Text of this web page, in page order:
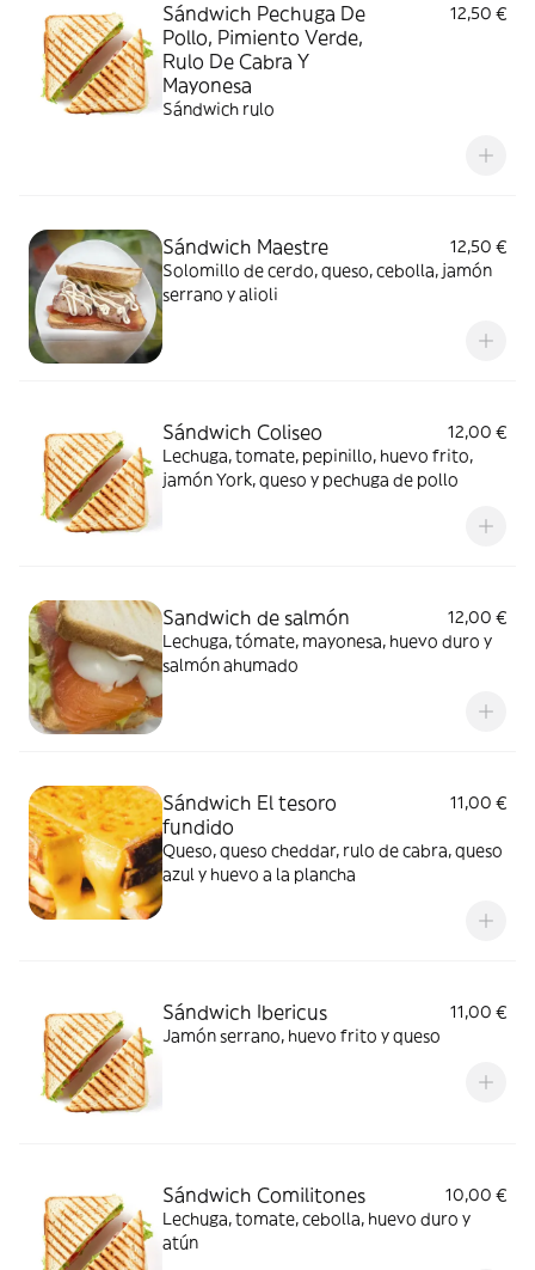
Sándwich Pechuga De
Pollo, Pimiento Verde,
Rulo De Cabra Y
Mayonesa
12,50 €
Sándwich rulo
Sándwich Maestre
12,50 €
Solomillo de cerdo, queso, cebolla, jamón
serrano y alioli
Sándwich Coliseo
12,00 €
Lechuga, tomate, pepinillo, huevo frito,
jamón York, queso y pechuga de pollo
Sandwich de salmón
12,00 €
Lechuga, tómate, mayonesa, huevo duro y
salmón ahumado
Sándwich El tesoro
fundido
11,00 €
Queso, queso cheddar, rulo de cabra, queso
azul y huevo a la plancha
Sándwich Ibericus
11,00 €
Jamón serrano, huevo frito y queso
Sándwich Comilitones
10,00 €
Lechuga, tomate, cebolla, huevo duro y
atún